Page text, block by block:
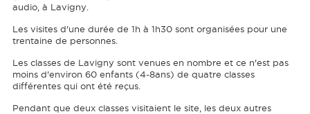
audio, à Lavigny.
Les visites d'une durée de 1h à 1h30 sont organisées pour une
trentaine de personnes.
Les classes de Lavigny sont venues en nombre et ce n'est pas
moins d'environ 60 enfants (4-8ans) de quatre classes
différentes qui ont été reçus.
Pendant que deux classes visitaient le site, les deux autres